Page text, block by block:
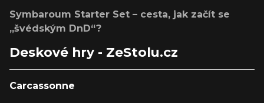
Symbaroum Starter Set – cesta, jak začít se
„švédským DnD“?
Deskové hry - ZeStolu.cz
Carcassonne